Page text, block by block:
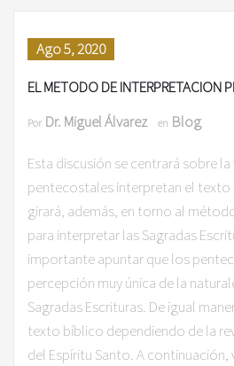
Ago 5, 2020
EL METODO DE INTERPRETACION
Por Dr. Miguel Álvarez en Blog
Esta discusión se centrará sobre
pentecostales interpretan el texto
girará, además, en torno al
para interpretar las Sagradas
importante apuntar que los
percepción muy única de la
Sagradas Escrituras. De igual
texto bíblico dependiendo de la
del Espíritu Santo. A continuación,